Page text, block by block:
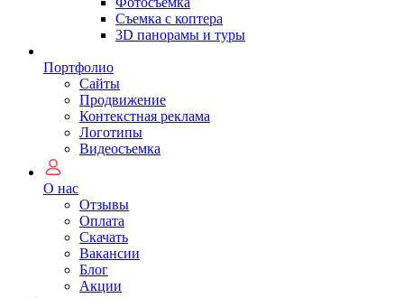
Съемка с коптера
3D панорамы и туры
Портфолио
Сайты
Продвижение
Контекстная реклама
Логотипы
Видеосъемка
О нас
Отзывы
Оплата
Скачать
Вакансии
Блог
Акции